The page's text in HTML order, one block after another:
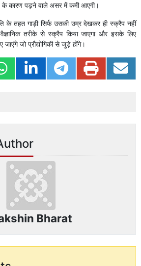
के कारण पड़ने वाले असर में कमी आएगी।
के तहत गाड़ी सिर्फ उसकी उम्र देखकर ही स्क्रैप नहीं
वैज्ञानिक तरीके से स्क्रैप किया जाएगा और इसके लिए
जो प्रौद्योगिकी से जुड़े होंगे।
Bharat